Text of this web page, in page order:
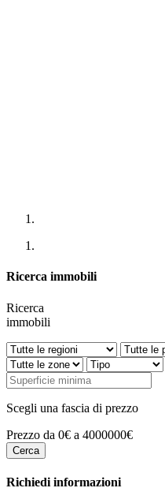
Ricerca immobili
Ricerca
immobili
Scegli una fascia di prezzo
Prezzo da 0€ a 4000000€
Richiedi informazioni